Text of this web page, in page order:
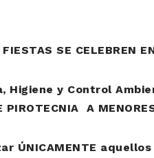
SE CELEBREN
Higiene y Control
PIROTECNIA A
ÚNICAMENTE